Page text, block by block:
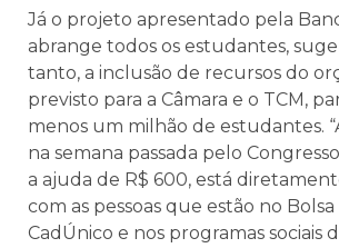
Já o projeto apresentado pela
abrange todos os estudantes,
tanto, a inclusão de recursos do
previsto para a Câmara e o TCM,
menos um milhão de estudantes.
na semana passada pelo
a ajuda de R$ 600, está
com as pessoas que estão no
CadÚnico e nos programas sociais